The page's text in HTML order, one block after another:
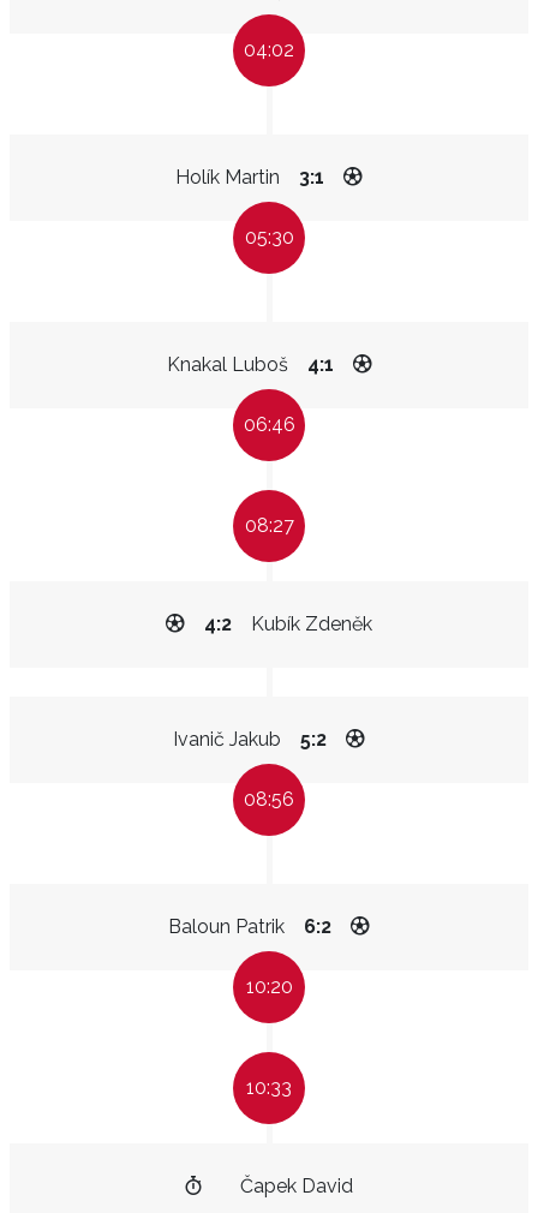
04:02
Holík Martin 3:1
05:30
Knakal Luboš 4:1
06:46
08:27
Kubík Zdeněk
4:2
Ivanič Jakub 5:2
08:56
Baloun Patrik 6:2
10:20
10:33
Čapek David